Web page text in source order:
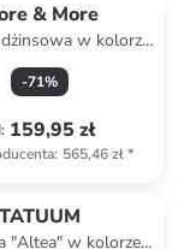
& More
w kolorze
niebieskim
-71%
: 159,95 zł
: 565,46 zł*
TATUUM
"Altea" w kolorze